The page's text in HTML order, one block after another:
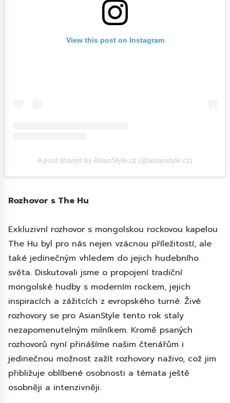
View this post on Instagram
A post shared by AsianStyle.cz (@asianstyle.cz)
Rozhovor s The Hu
Exkluzivní rozhovor s mongolskou rockovou kapelou
The Hu byl pro nás nejen vzácnou příležitostí, ale
také jedinečným vhledem do jejich hudebního
světa. Diskutovali jsme o propojení tradiční
mongolské hudby s moderním rockem, jejich
inspiracích a zážitcích z evropského turné. Živé
rozhovory se pro AsianStyle tento rok staly
nezapomenutelným milníkem. Kromě psaných
rozhovorů nyní přinášíme našim čtenářům i
jedinečnou možnost zažít rozhovory naživo, což jim
přibližuje oblíbené osobnosti a témata ještě
osobněji a intenzivněji.